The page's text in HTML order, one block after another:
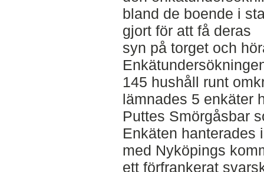
bland de boende i
gjort för att få deras
syn på torget och
145 hushåll runt
lämnades 5 enkäter
Puttes Smörgåsbar
Enkäten hanterades
med Nyköpings
ett förfrankerat